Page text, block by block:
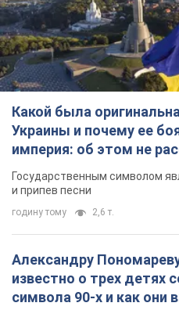
Какой была
Украины и почему ее
империя: об этом не
Государственным символом
и припев песни
годину тому 2,6 т.
Александру
известно о трех детях
символа 90-х и как они